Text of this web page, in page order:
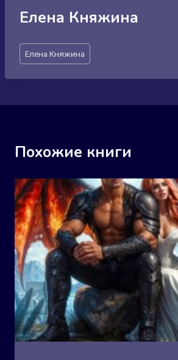
Елена Княжина
Метки
записи:
Елена Княжина
Похожие книги